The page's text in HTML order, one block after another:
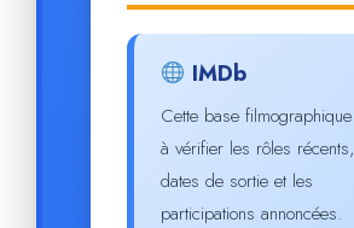
IMDb
Cette base
à vérifier les rôles
dates de sortie et les
participations annoncées.